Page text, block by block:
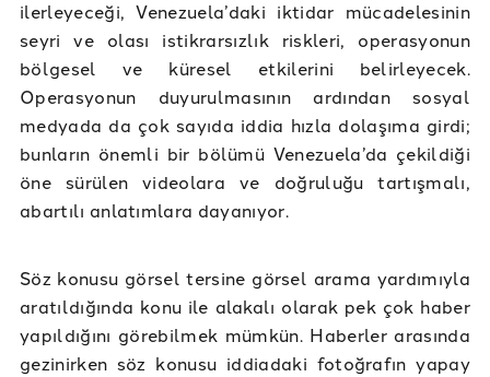
ilerleyeceği, Venezuela’daki iktidar mücadelesinin
seyri ve olası istikrarsızlık riskleri, operasyonun
bölgesel ve küresel etkilerini belirleyecek.
Operasyonun duyurulmasının ardından sosyal
medyada da çok sayıda iddia hızla dolaşıma girdi;
bunların önemli bir bölümü Venezuela’da çekildiği
öne sürülen videolara ve doğruluğu tartışmalı,
abartılı anlatımlara dayanıyor.
Söz konusu görsel tersine görsel arama yardımıyla
aratıldığında konu ile alakalı olarak pek çok haber
yapıldığını görebilmek mümkün. Haberler arasında
gezinirken söz konusu iddiadaki fotoğrafın yapay